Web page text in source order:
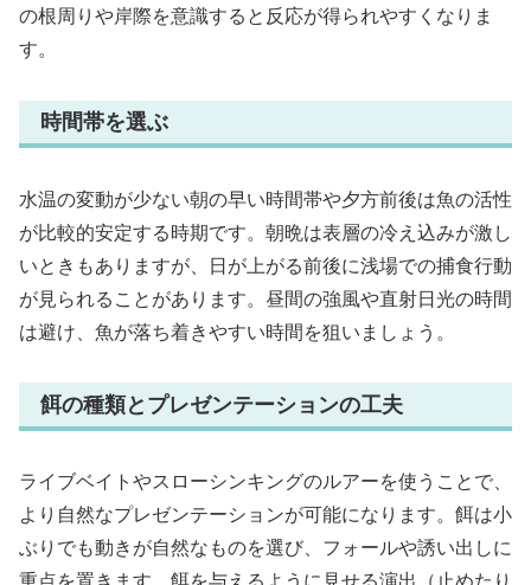
の根周りや岸際を意識すると反応が得られやすくなりま
す。
時間帯を選ぶ
水温の変動が少ない朝の早い時間帯や夕方前後は魚の活性
が比較的安定する時期です。朝晩は表層の冷え込みが激し
いときもありますが、日が上がる前後に浅場での捕食行動
が見られることがあります。昼間の強風や直射日光の時間
は避け、魚が落ち着きやすい時間を狙いましょう。
餌の種類とプレゼンテーションの工夫
ライブベイトやスローシンキングのルアーを使うことで、
より自然なプレゼンテーションが可能になります。餌は小
ぶりでも動きが自然なものを選び、フォールや誘い出しに
重点を置きます。餌を与えるように見せる演出（止めたり